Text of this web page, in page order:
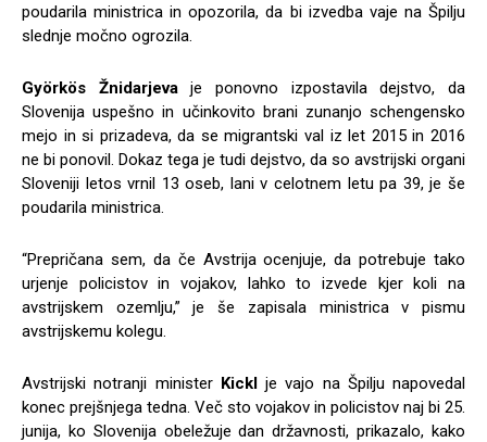
poudarila ministrica in opozorila, da bi izvedba vaje na Špilju
slednje močno ogrozila.
Györkös Žnidarjevaje ponovno izpostavila dejstvo, da
Slovenija uspešno in učinkovito brani zunanjo schengensko
mejo in si prizadeva, da se migrantski val iz let 2015 in 2016
ne bi ponovil. Dokaz tega je tudi dejstvo, da so avstrijski organi
Sloveniji letos vrnil 13 oseb, lani v celotnem letu pa 39, je še
poudarila ministrica.
“Prepričana sem, da če Avstrija ocenjuje, da potrebuje tako
urjenje policistov in vojakov, lahko to izvede kjer koli na
avstrijskem ozemlju,” je še zapisala ministrica v pismu
avstrijskemu kolegu.
Avstrijski notranji minister Kicklje vajo na Špilju napovedal
konec prejšnjega tedna. Več sto vojakov in policistov naj bi 25.
junija, ko Slovenija obeležuje dan državnosti, prikazalo, kako